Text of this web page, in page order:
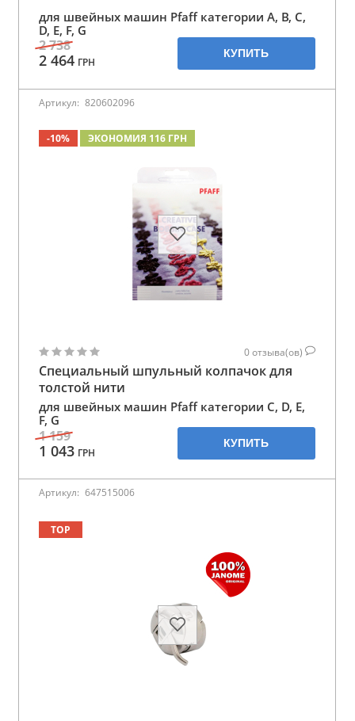
для швейных машин Pfaff категории A, B, C,
D, E, F, G
2 738
2 464 ГРН
КУПИТЬ
Артикул: 820602096
-10% ЭКОНОМИЯ 116 ГРН
0отзыва(ов)
Специальный шпульный колпачок для
толстой нити
для швейных машин Pfaff категории C, D, E,
F, G
1 159
1 043 ГРН
КУПИТЬ
Артикул: 647515006
TOP